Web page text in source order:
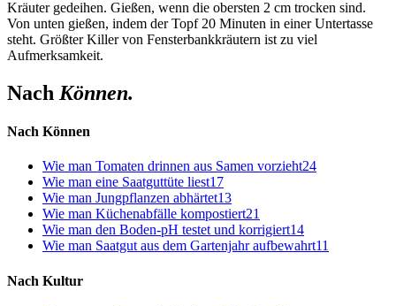
Kräuter gedeihen. Gießen, wenn die obersten 2 cm trocken sind.
Von unten gießen, indem der Topf 20 Minuten in einer Untertasse
steht. Größter Killer von Fensterbankkräutern ist zu viel
Aufmerksamkeit.
Nach Können.
Nach Können
Wie man Tomaten drinnen aus Samen vorzieht24
Wie man eine Saatguttüte liest17
Wie man Jungpflanzen abhärtet13
Wie man Küchenabfälle kompostiert21
Wie man den Boden-pH testet und korrigiert14
Wie man Saatgut aus dem Gartenjahr aufbewahrt11
Nach Kultur